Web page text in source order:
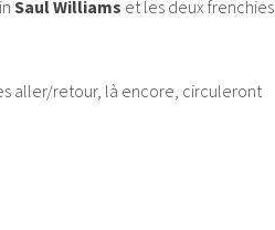
Saul Williams et les deux frenchies
aller/retour, là encore, circuleront